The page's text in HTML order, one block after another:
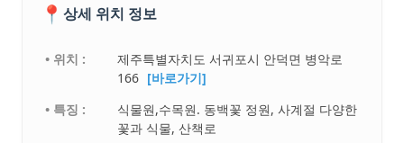
📍 상세 위치 정보
• 위치 :
제주특별자치도 서귀포시 안덕면 병악로
166 [바로가기]
• 특징 :
식물원,수목원. 동백꽃 정원, 사계절 다양한
꽃과 식물, 산책로